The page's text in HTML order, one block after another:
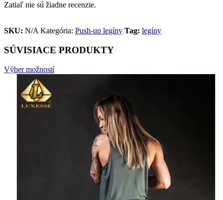
Zatiaľ nie sú žiadne recenzie.
SKU: N/A Kategória: Push-up legíny Tag: legíny
SÚVISIACE PRODUKTY
Výber možností